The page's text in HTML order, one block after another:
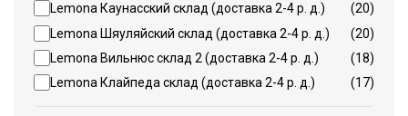
Lemona Каунасский склад (доставка 2-4 р. д.)
(20)
Lemona Шяуляйский склад (доставка 2-4 р. д.)
(20)
Lemona Вильнюс склад 2 (доставка 2-4 р. д.)
(18)
Lemona Клайпеда склад (доставка 2-4 р. д.)
(17)